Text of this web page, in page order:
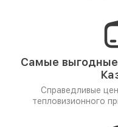
Самые
Справедливые
тепловизионного